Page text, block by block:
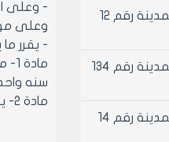
- وعلى
وعلى
- يقرر
سنه
مادة 2- ينشر هذا القرار في لوحة إعلانات مجلس المدينة ويبلغ من يلزم لتنفيذه اصولا
قرار المكتب التنفيذي للمدينة رقم 12
قرار المكتب التنفيذي للمدينة رقم 134
قرار المكتب التنفيذي للمدينة رقم 14